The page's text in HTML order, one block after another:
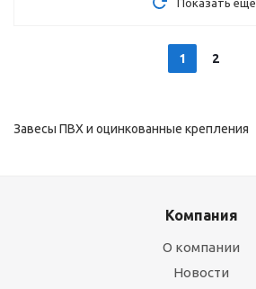
Показать еще
1 2
Завесы ПВХ и оцинкованные крепления
Компания
О компании
Новости